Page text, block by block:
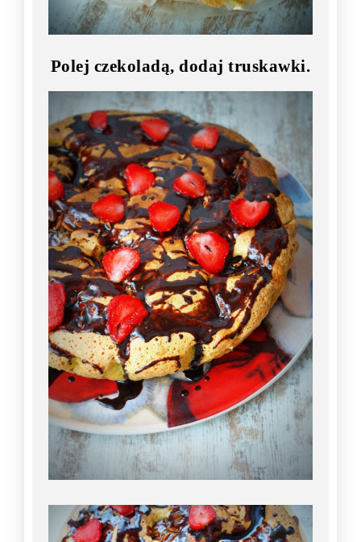
Polej czekoladą, dodaj truskawki.